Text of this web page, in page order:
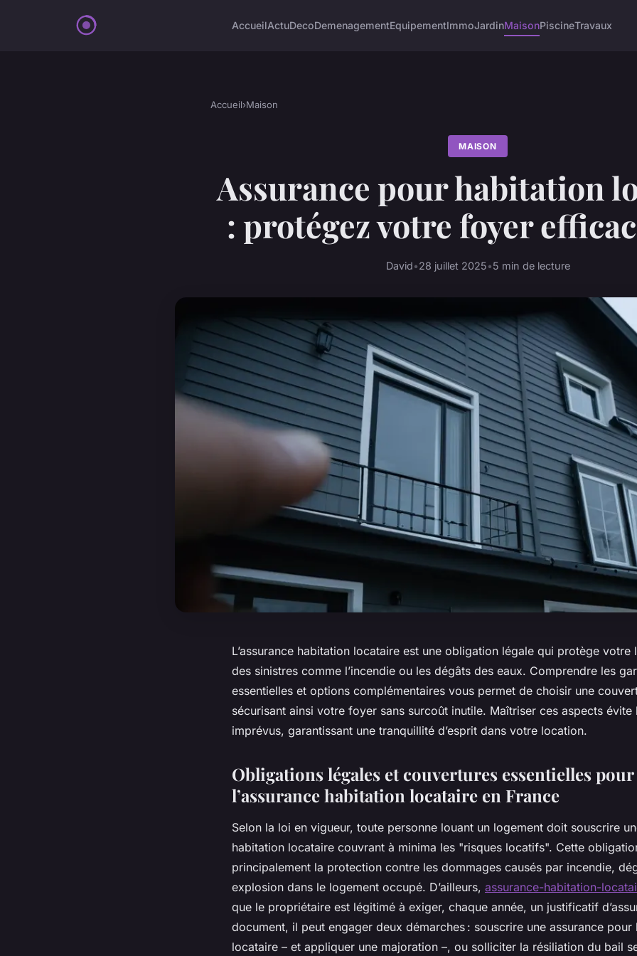
AccueilActuDecoDemenagementEquipementImmoJardinMaisonPiscineTravaux
Accueil›Maison
MAISON
Assurance pour habitation
: protégez votre foyer
David•28 juillet 2025•5 min de lecture
L’assurance habitation locataire est une obligation légale qui protège votre
des sinistres comme l’incendie ou les dégâts des eaux. Comprendre les
essentielles et options complémentaires vous permet de choisir une
sécurisant ainsi votre foyer sans surcoût inutile. Maîtriser ces aspects
imprévus, garantissant une tranquillité d’esprit dans votre location.
Obligations légales et couvertures essentielles pour
l’assurance habitation locataire en France
Selon la loi en vigueur, toute personne louant un logement doit souscrire
habitation locataire couvrant à minima les "risques locatifs". Cette
principalement la protection contre les dommages causés par incendie,
explosion dans le logement occupé. D’ailleurs, assurance-habitation-
que le propriétaire est légitimé à exiger, chaque année, un justificatif
document, il peut engager deux démarches : souscrire une assurance
locataire – et appliquer une majoration –, ou solliciter la résiliation du bail